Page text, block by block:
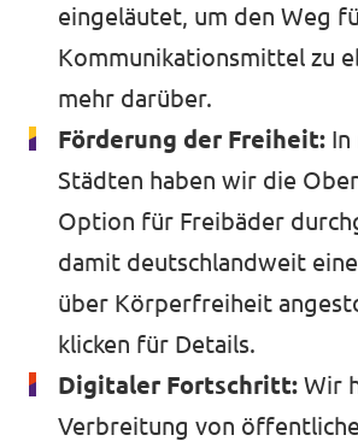
eingeläutet, um den Weg
Kommunikationsmittel zu
mehr darüber.
Förderung der Freiheit: In
Städten haben wir die
Option für Freibäder
damit deutschlandweit
über Körperfreiheit
klicken für Details.
Digitaler Fortschritt: Wir
Verbreitung von